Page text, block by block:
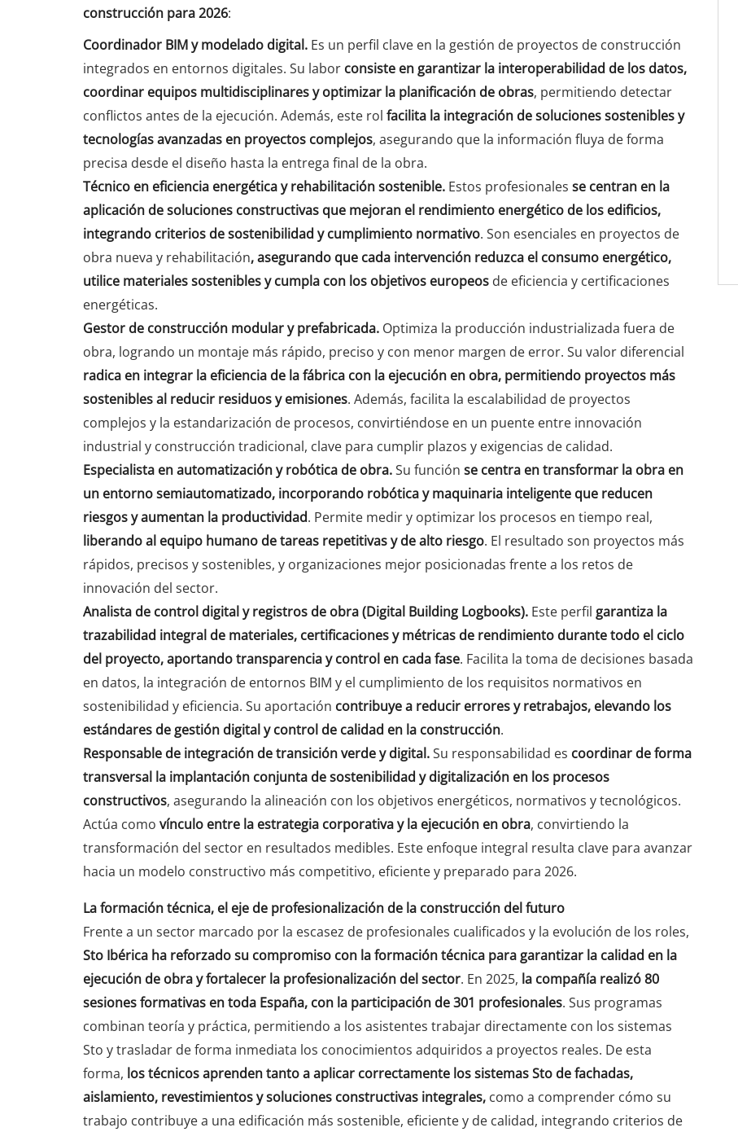
construcción para 2026:
Coordinador BIM y modelado digital. Es un perfil clave en la gestión de proyectos de construcción
integrados en entornos digitales. Su labor consiste en garantizar la interoperabilidad de los datos,
coordinar equipos multidisciplinares y optimizar la planificación de obras, permitiendo detectar
conflictos antes de la ejecución. Además, este rol facilita la integración de soluciones sostenibles y
tecnologías avanzadas en proyectos complejos, asegurando que la información fluya de forma
precisa desde el diseño hasta la entrega final de la obra.
Técnico en eficiencia energética y rehabilitación sostenible. Estos profesionales se centran en la
aplicación de soluciones constructivas que mejoran el rendimiento energético de los edificios,
integrando criterios de sostenibilidad y cumplimiento normativo. Son esenciales en proyectos de
obra nueva y rehabilitación, asegurando que cada intervención reduzca el consumo energético,
utilice materiales sostenibles y cumpla con los objetivos europeos de eficiencia y certificaciones
energéticas.
Gestor de construcción modular y prefabricada. Optimiza la producción industrializada fuera de
obra, logrando un montaje más rápido, preciso y con menor margen de error. Su valor diferencial
radica en integrar la eficiencia de la fábrica con la ejecución en obra, permitiendo proyectos más
sostenibles al reducir residuos y emisiones. Además, facilita la escalabilidad de proyectos
complejos y la estandarización de procesos, convirtiéndose en un puente entre innovación
industrial y construcción tradicional, clave para cumplir plazos y exigencias de calidad.
Especialista en automatización y robótica de obra.Su función se centra en transformar la obra en
un entorno semiautomatizado, incorporando robótica y maquinaria inteligente que reducen
riesgos y aumentan la productividad. Permite medir y optimizar los procesos en tiempo real,
liberando al equipo humano de tareas repetitivas y de alto riesgo. El resultado son proyectos más
rápidos, precisos y sostenibles, y organizaciones mejor posicionadas frente a los retos de
innovación del sector.
Analista de control digital y registros de obra (Digital Building Logbooks). Este perfil garantiza la
trazabilidad integral de materiales, certificaciones y métricas de rendimiento durante todo el ciclo
del proyecto, aportando transparencia y control en cada fase. Facilita la toma de decisiones basada
en datos, la integración de entornos BIM y el cumplimiento de los requisitos normativos en
sostenibilidad y eficiencia. Su aportación contribuye a reducir errores y retrabajos, elevando los
estándares de gestión digital y control de calidad en la construcción.
Responsable de integración de transición verde y digital.Su responsabilidad es coordinar de forma
transversal la implantación conjunta de sostenibilidad y digitalización en los procesos
constructivos, asegurando la alineación con los objetivos energéticos, normativos y tecnológicos.
Actúa como vínculo entre la estrategia corporativa y la ejecución en obra, convirtiendo la
transformación del sector en resultados medibles. Este enfoque integral resulta clave para avanzar
hacia un modelo constructivo más competitivo, eficiente y preparado para 2026.
La formación técnica, el eje de profesionalización de la construcción del futuro
Frente a un sector marcado por la escasez de profesionales cualificados y la evolución de los roles,
Sto Ibérica ha reforzado su compromiso con la formación técnica para garantizar la calidad en la
ejecución de obra y fortalecer la profesionalización del sector. En 2025, la compañía realizó 80
sesiones formativas en toda España, con la participación de 301 profesionales. Sus programas
combinan teoría y práctica, permitiendo a los asistentes trabajar directamente con los sistemas
Sto y trasladar de forma inmediata los conocimientos adquiridos a proyectos reales. De esta
forma, los técnicos aprenden tanto a aplicar correctamente los sistemas Sto de fachadas,
aislamiento, revestimientos y soluciones constructivas integrales, como a comprender cómo su
trabajo contribuye a una edificación más sostenible, eficiente y de calidad, integrando criterios de